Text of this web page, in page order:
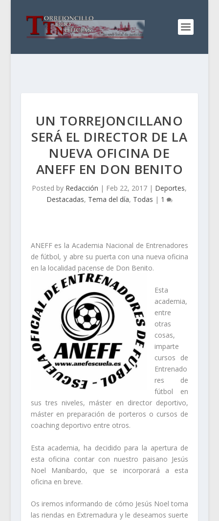
UN TORREJONCILLANO
SERÁ EL DIRECTOR DE LA
NUEVA OFICINA DE
ANEFF EN DON BENITO
Posted by Redacción | Feb 22, 2017 | Deportes,
Destacadas, Tema del día, Todas | 1
ANEFF es la Academia Nacional de Entrenadores
de fútbol, y abre su puerta con una nueva oficina
en la localidad pacense de Don Benito.
Esta
academia,
entre
otras
cosas,
imparte
cursos de
Entrenado
res de
fútbol en
sus tres niveles, máster en director deportivo,
máster en preparación de porteros o cursos de
coaching deportivo entre otros.
Esta academia, ha decidido para la apertura de
esta oficina contar con nuestro paisano Jesús
Noel Manibardo, que se incorporará a esta
oficina en breve.
Os iremos informando de cómo Jesús Noel toma
las riendas en Extremadura y le deseamos suerte